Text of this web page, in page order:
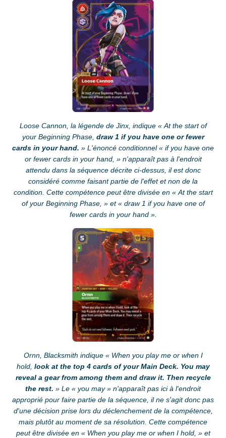
Loose Cannon, la légende de Jinx, indique « At the start of
your Beginning Phase, draw 1 if you have one or fewer
cards in your hand. » L'énoncé conditionnel « if you have one
or fewer cards in your hand, » n'apparaît pas à l'endroit
attendu dans la séquence décrite ci-dessus, il est donc
considéré comme faisant partie de l'effet et non de la
condition. Cette compétence peut être divisée en « At the start
of your Beginning Phase, » et « draw 1 if you have one of
fewer cards in your hand ».
Ornn, Blacksmith indique « When you play me or when I
hold, look at the top 4 cards of your Main Deck. You may
reveal a gear from among them and draw it. Then recycle
the rest. » Le « you may » n'apparaît pas ici à l'endroit
approprié pour faire partie de la séquence, il ne s'agit donc pas
d'une décision prise lors du déclenchement de la compétence,
mais plutôt au moment de sa résolution. Cette compétence
peut être divisée en « When you play me or when I hold, » et